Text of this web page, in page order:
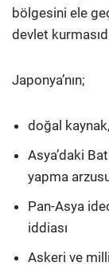
bölgesini ele
devlet
Japonya’nın;
doğal
Asya’daki
yapma
Pan-Asya
iddiası
Askeri ve